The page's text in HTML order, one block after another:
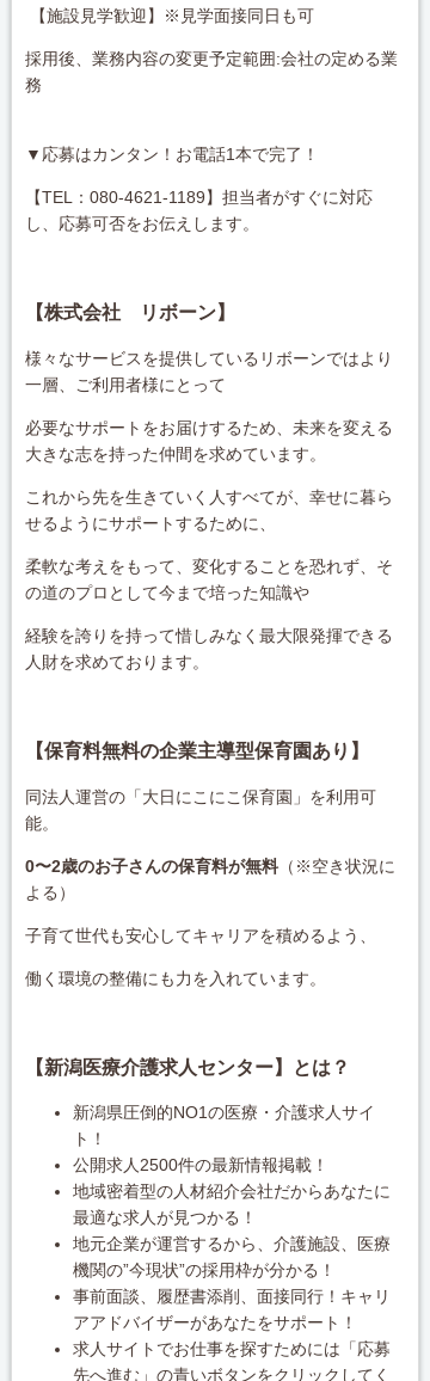
【施設見学歓迎】※見学面接同日も可
採用後、業務内容の変更予定範囲:会社の定める業
務
▼応募はカンタン！お電話1本で完了！
【TEL：080-4621-1189】担当者がすぐに対応
し、応募可否をお伝えします。
【株式会社 リボーン】
様々なサービスを提供しているリボーンではより
一層、ご利用者様にとって
必要なサポートをお届けするため、未来を変える
大きな志を持った仲間を求めています。
これから先を生きていく人すべてが、幸せに暮ら
せるようにサポートするために、
柔軟な考えをもって、変化することを恐れず、そ
の道のプロとして今まで培った知識や
経験を誇りを持って惜しみなく最大限発揮できる
人財を求めております。
【保育料無料の企業主導型保育園あり】
同法人運営の「大日にこにこ保育園」を利用可
能。
0〜2歳のお子さんの保育料が無料 （※空き状況に
よる）
子育て世代も安心してキャリアを積めるよう、
働く環境の整備にも力を入れています。
【新潟医療介護求人センター】とは？
新潟県圧倒的NO1の医療・介護求人サイ
ト！
公開求人2500件の最新情報掲載！
地域密着型の人材紹介会社だからあなたに
最適な求人が見つかる！
地元企業が運営するから、介護施設、医療
機関の”今現状”の採用枠が分かる！
事前面談、履歴書添削、面接同行！キャリ
アアドバイザーがあなたをサポート！
求人サイトでお仕事を探すためには「応募
先へ進む」の青いボタンをクリックしてく